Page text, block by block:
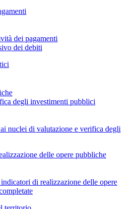
dei pagamenti
dei debiti
degli investimenti pubblici
nuclei di valutazione e verifica degli
delle opere pubbliche
di realizzazione delle opere